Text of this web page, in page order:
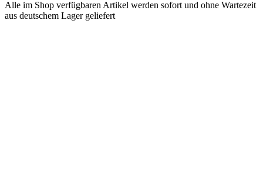
Alle im Shop verfügbaren Artikel werden sofort und ohne Wartezeit
aus deutschem Lager geliefert